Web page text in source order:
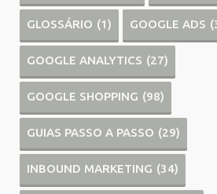
GLOSSÁRIO (1) GOOGLE ADS
GOOGLE ANALYTICS (27)
GOOGLE SHOPPING (98)
GUIAS PASSO A PASSO (29)
INBOUND MARKETING (34)